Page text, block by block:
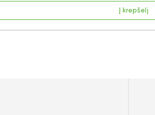
Į krepšelį